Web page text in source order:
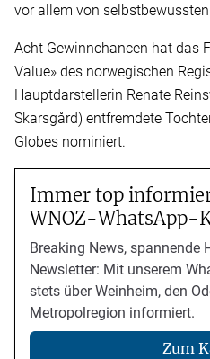
vor allem von
Acht Gewinnchancen hat das
Value» des norwegischen
Hauptdarstellerin Renate
Skarsgård) entfremdete
Globes nominiert.
Immer top
WNOZ-WhatsApp-
Breaking News, spannende
Newsletter: Mit unserem
stets über Weinheim, den
Metropolregion informiert.
Zum